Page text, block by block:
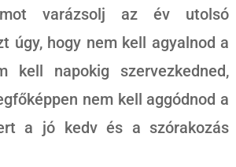
varázsolj az év utolsó
úgy, hogy nem kell agyalnod a
kell napokig szervezkedned,
nem kell aggódnod a
a jó kedv és a szórakozás